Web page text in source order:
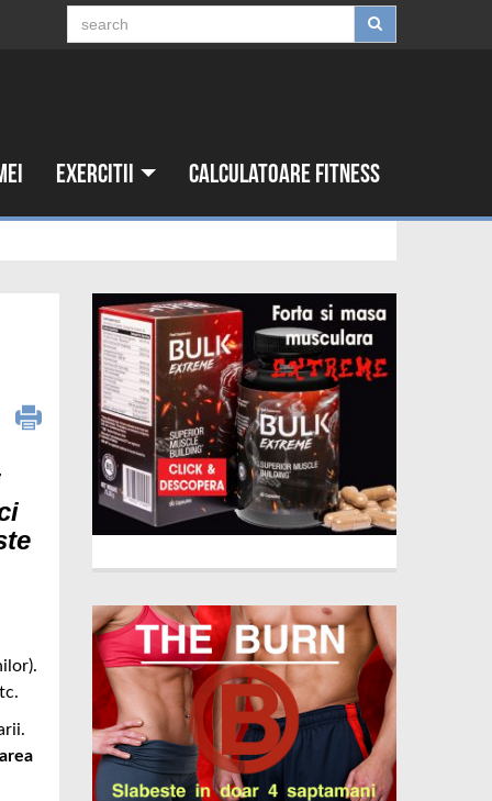
Exercitii Calculatoare fitness